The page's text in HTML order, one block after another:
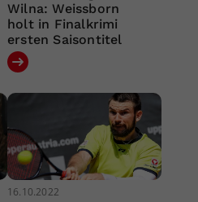
Wilna: Weissborn
holt in Finalkrimi
ersten Saisontitel
16.10.2022